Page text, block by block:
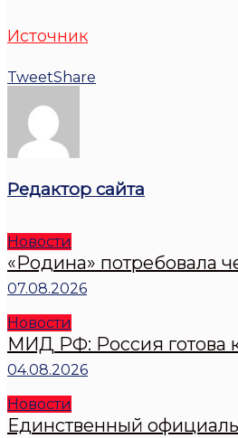
Источник
TweetShare
Редактор сайта
Новости
«Родина» потребовала
07.08.2026
Новости
МИД РФ: Россия готова
04.08.2026
Новости
Единственный